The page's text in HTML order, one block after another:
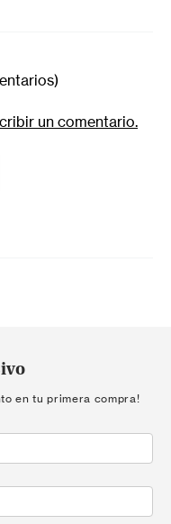
un comentario.
en tu primera compra!